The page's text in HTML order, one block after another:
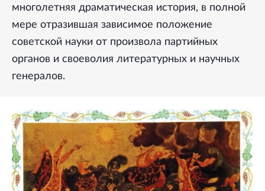
многолетняя драматическая история, в полной
мере отразившая зависимое положение
советской науки от произвола партийных
органов и своеволия литературных и научных
генералов.